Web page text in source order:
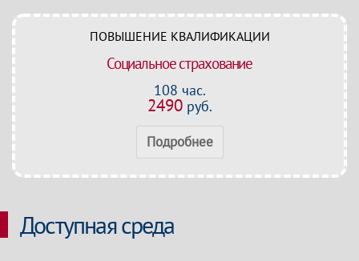
ПОВЫШЕНИЕ КВАЛИФИКАЦИИ
Социальное страхование
108 час.
2490руб.
Подробнее
Доступная среда